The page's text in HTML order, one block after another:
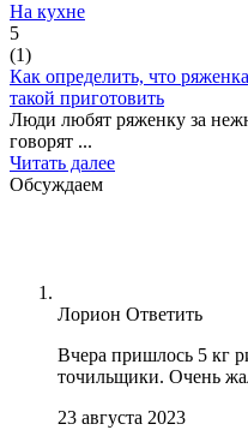
На кухне
5
(1)
Как определить, что
такой приготовить
Люди любят ряженку за
говорят ...
Читать далее
Обсуждаем
Лорион Ответить
Вчера пришлось 5 кг
точильщики. Очень
23 августа 2023